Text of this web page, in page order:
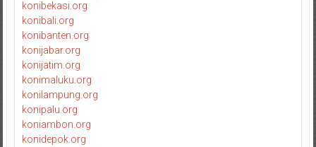
konibekasi.org
konibali.org
konibanten.org
konijabar.org
konijatim.org
konimaluku.org
konilampung.org
konipalu.org
koniambon.org
konidepok.org